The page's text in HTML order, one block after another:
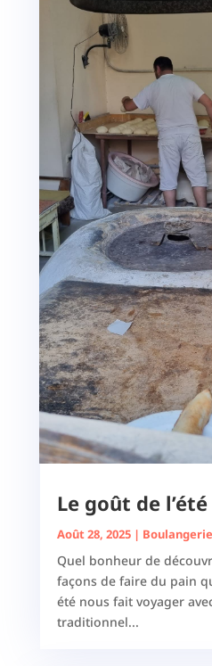
Le goût de
Août 28, 2025| Boulangerie
Quel bonheur de
façons de faire du pain
été nous fait voyager
traditionnel...